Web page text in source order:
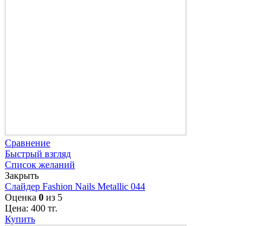
Сравнение
Быстрый взгляд
Список желаний
Закрыть
Слайдер Fashion Nails Metallic 044
Оценка 0 из 5
Цена: 400 тг.
Купить